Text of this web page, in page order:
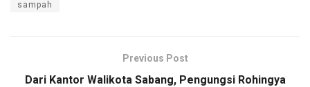
sampah
Previous Post
Dari Kantor Walikota Sabang, Pengungsi Rohingya